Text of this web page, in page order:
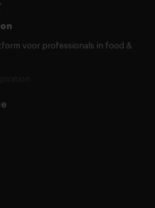
voor professionals in food &